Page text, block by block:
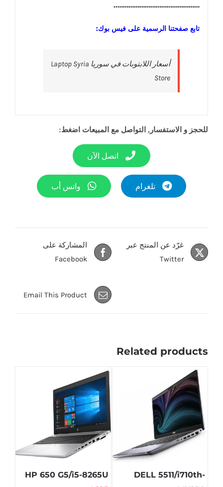
………………………………………..
تابع صفحتنا الرسمية على فيس بوك:
‎أسعار اللابتوبات في سوريا Laptop Syria
Store‎
للحجز و الاستفسار, التواصل مع المبيعات اضغط:
اتصل الآن
تلغرام واتس أب
المشاركة على
Facebook
غرّد عن المنتج عبر
Twitter
Email This Product
Related products
DELL 5511/i710th-
HP 650 G5/i5-8265U